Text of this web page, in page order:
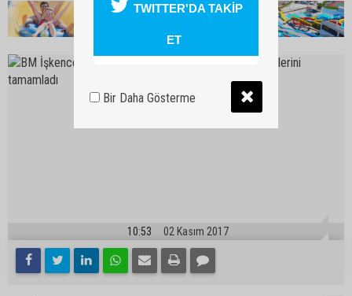
10:53 02 Kasım 2017
TWITTER'DA TAKİP
ET
Bir Daha Gösterme